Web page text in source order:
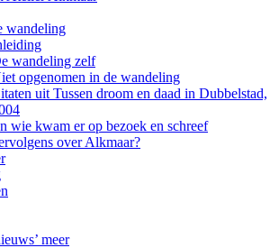
wandeling
wandeling zelf
opgenomen in de wandeling
uit Tussen droom en daad in Dubbelstad,
wie kwam er op bezoek en schreef
over Alkmaar?
meer